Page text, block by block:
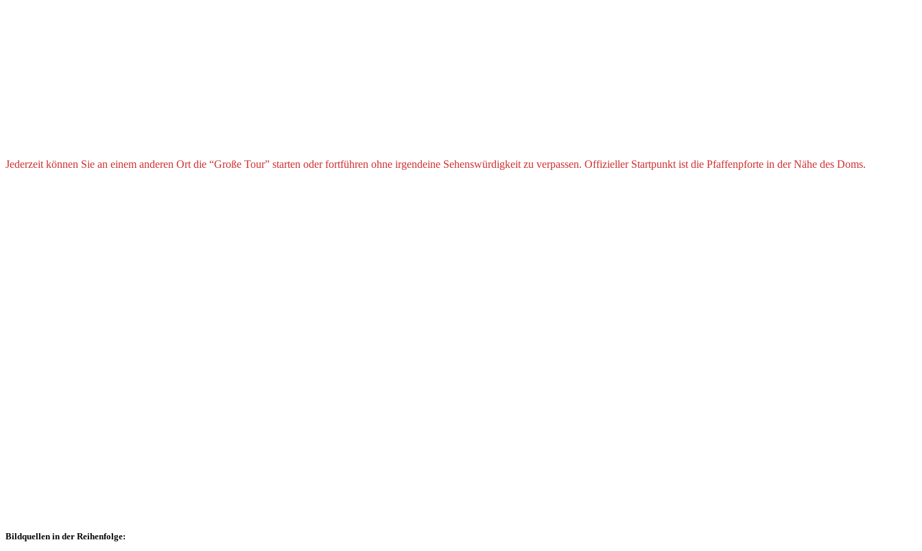
Jederzeit können Sie an einem anderen Ort die “Große Tour” starten oder fortführen ohne irgendeine Sehenswürdigkeit zu verpassen. Offizieller Startpunkt ist die Pfaffenpforte in der Nähe des Doms.
Bildquellen in der Reihenfolge: